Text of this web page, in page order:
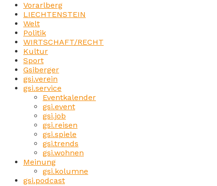
Vorarlberg
LIECHTENSTEIN
Welt
Politik
WIRTSCHAFT/RECHT
Kultur
Sport
Gsiberger
gsi.verein
gsi.service
Eventkalender
gsi.event
gsi.job
gsi.reisen
gsi.spiele
gsi.trends
gsi.wohnen
Meinung
gsi.kolumne
gsi.podcast